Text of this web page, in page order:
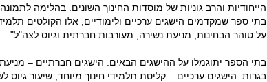
הייחודיות והרב גוניות של מוסדות החינוך השונים. בהלימה
בתי ספר שמקדמים הישגים ערכיים ולימודיים, אלו הקולטים
על טוהר הבחינות, מניעת נשירה, מעורבות חברתית וגיוס לצה"ל".
בתי הספר יתוגמלו על ההישגים הבאים: הישגים חברתיים –
בגרות. הישגים ערכיים – קליטת תלמידי חינוך מיוחד, שיעור גיוס